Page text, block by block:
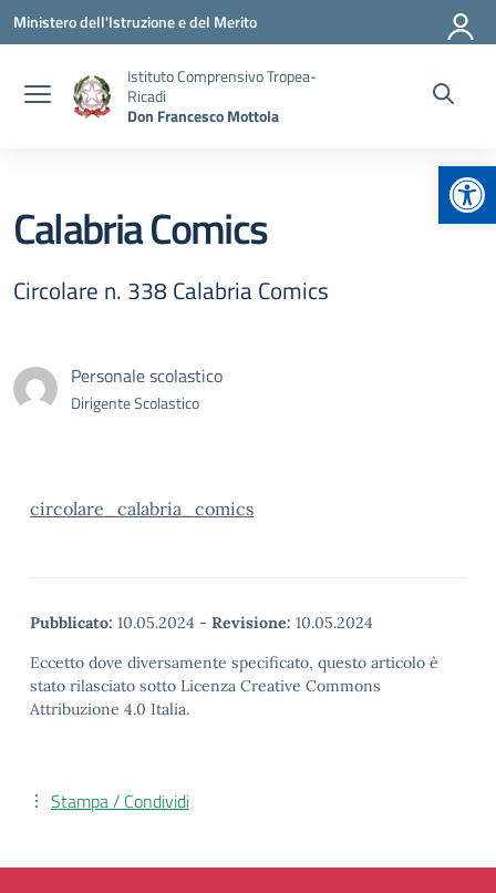
Vai ai contenuti
Vai al menu di navigazione
Vai al footer
Ministero dell'Istruzione e del Merito
Istituto Comprensivo Tropea-
Ricadi
Don Francesco Mottola
Calabria Comics
Circolare n. 338 Calabria Comics
Personale scolastico
Dirigente Scolastico
circolare_calabria_comics
Pubblicato: 10.05.2024 - Revisione: 10.05.2024
Eccetto dove diversamente specificato, questo articolo è
stato rilasciato sotto Licenza Creative Commons
Attribuzione 4.0 Italia.
Stampa / Condividi